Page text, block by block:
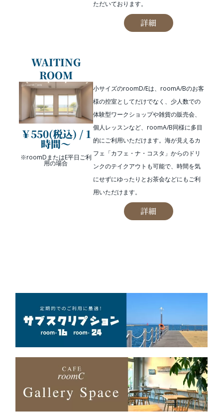
ただいております。
詳細
WAITING
ROOM
￥550(税込) / 1
時間〜
※roomDまたはE平日ご利
用の場合
小サイズのroomD/Eは、roomA/Bのお客
様の控室としてだけでなく、少人数での
体験型ワークショップや雑貨の販売会、
個人レッスンなど、roomA/B同様に多目
的にご利用いただけます。海が見えるカ
フェ「カフェ・ナ・コスタ」からのドリ
ンクのテイクアウトも可能で、時間を気
にせずにゆったりとお茶会などにもご利
用いただけます。
詳細